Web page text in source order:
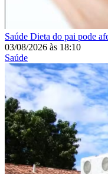
Saúde Dieta do pai pode
03/08/2026 às 18:10
Saúde